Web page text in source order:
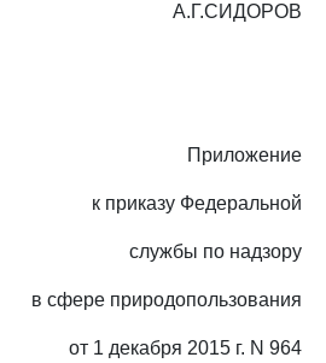
А.Г.СИДОРОВ
Приложение
к приказу Федеральной
службы по надзору
в сфере природопользования
от 1 декабря 2015 г. N 964